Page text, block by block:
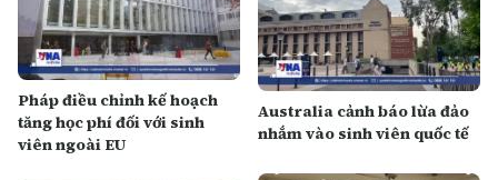
Pháp điều chỉnh kế hoạch
tăng học phí đối với sinh
viên ngoài EU
Australia cảnh báo lừa đảo
nhắm vào sinh viên quốc tế